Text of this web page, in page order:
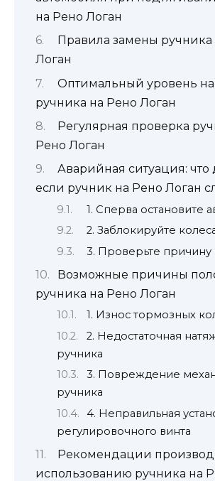
на Рено Логан
Правила замены ручника
Логан
Оптимальный уровень
ручника на Рено Логан
Регулярная проверка
Рено Логан
Аварийная ситуация: что
если ручник на Рено Логан
1. Сперва остановите
2. Заблокируйте
3. Проверьте
Возможные причины
ручника на Рено Логан
1. Износ тормозных
2. Недостаточная
ручника
3. Повреждение
ручника
4. Неправильная
регулировочного винта
Рекомендации
использованию ручника на